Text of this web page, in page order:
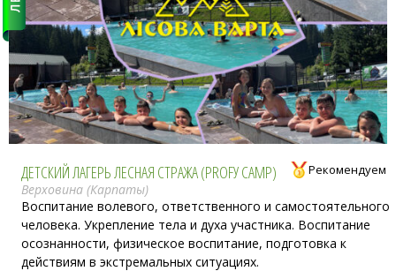
ДЕТСКИЙ ЛАГЕРЬ ЛЕСНАЯ СТРАЖА (PROFУ CAMP)
Верховина (Карпаты)
Воспитание волевого, ответственного и самостоятельного
человека. Укрепление тела и духа участника. Воспитание
осознанности, физическое воспитание, подготовка к
действиям в экстремальных ситуациях.
Рекомендуем